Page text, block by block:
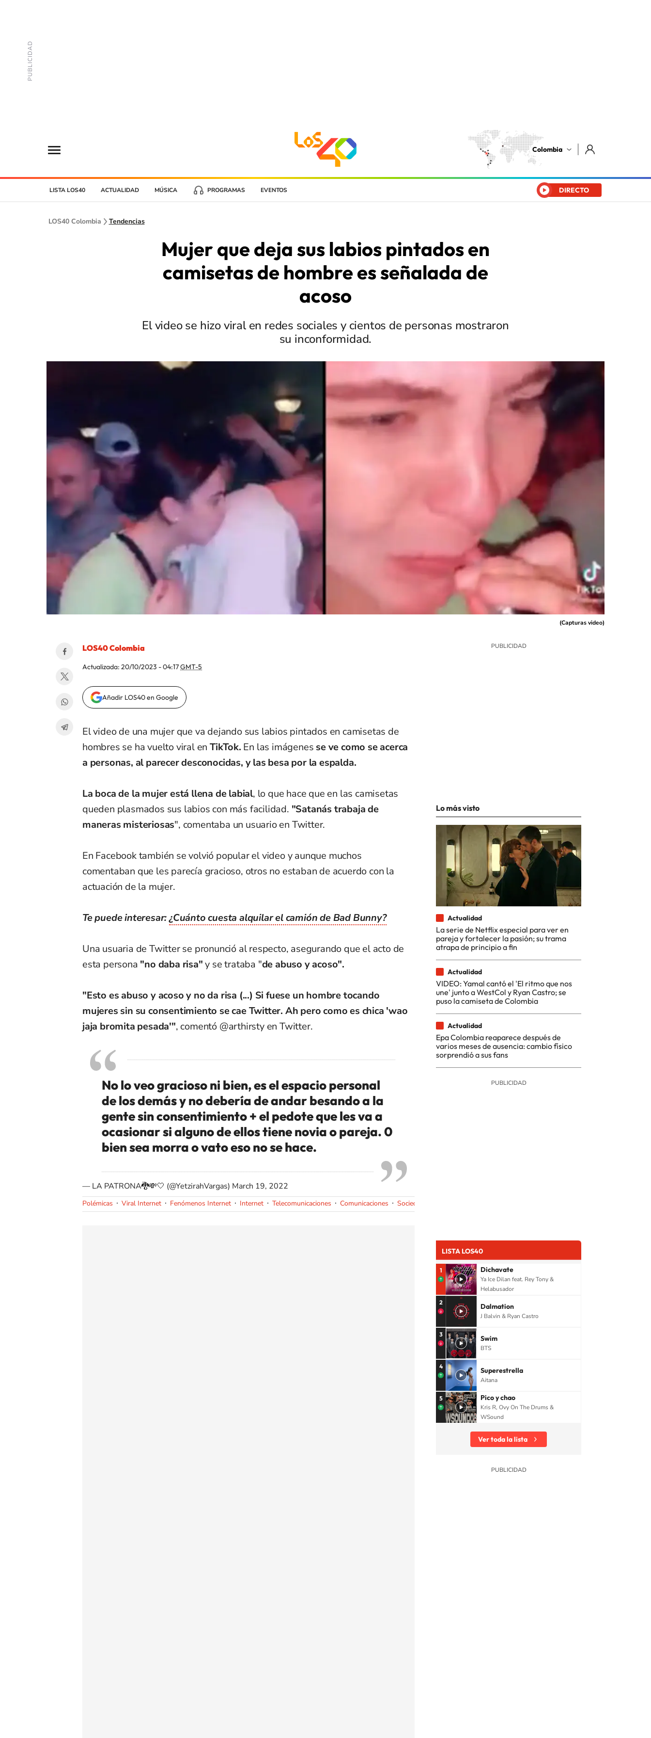
Colombia
LISTA LOS40 ACTUALIDAD MÚSICA PROGRAMAS EVENTOS DIRECTO
LOS40 Colombia Tendencias
Mujer que deja sus labios pintados en
camisetas de hombre es señalada de
acoso
El video se hizo viral en redes sociales y cientos de personas mostraron
su inconformidad.
(Capturas video)
LOS40 Colombia
Actualizada: 20/10/2023 - 04:17GMT-5
Añadir LOS40 en Google
El video de una mujer que va dejando sus labios pintados en camisetas de
hombres se ha vuelto viral enTikTok. En las imágenes se ve como se acerca
a personas, al parecer desconocidas, y las besa por la espalda.
La boca de la mujer está llena de labial, lo que hace que en las camisetas
queden plasmados sus labios con más facilidad. "Satanás trabaja de
maneras misteriosas", comentaba un usuario en Twitter.
En Facebook también se volvió popular el video y aunque muchos
comentaban que les parecía gracioso, otros no estaban de acuerdo con la
actuación de la mujer.
Te puede interesar:¿Cuánto cuesta alquilar el camión de Bad Bunny?
Una usuaria de Twitter se pronunció al respecto, asegurando que el acto de
esta persona "no daba risa"y se trataba "de abuso y acoso".
"Esto es abuso y acoso y no da risa (...) Si fuese un hombre tocando
mujeres sin su consentimiento se cae Twitter. Ah pero como es chica 'wao
jaja bromita pesada'", comentó @arthirsty en Twitter.
No lo veo gracioso ni bien, es el espacio personal
de los demás y no debería de andar besando a la
gente sin consentimiento + el pedote que les va a
ocasionar si alguno de ellos tiene novia o pareja. 0
bien sea morra o vato eso no se hace.
— LA PATRONA🐉💸🤍 (@YetzirahVargas) March 19, 2022
Polémicas Viral Internet Fenómenos Internet Internet Telecomunicaciones Comunicaciones Sociedad
Lo más visto
Actualidad
La serie de Netflix especial para ver en
pareja y fortalecer la pasión; su trama
atrapa de principio a fin
Actualidad
VIDEO: Yamal cantó el 'El ritmo que nos
une' junto a WestCol y Ryan Castro; se
puso la camiseta de Colombia
Actualidad
Epa Colombia reaparece después de
varios meses de ausencia: cambio físico
sorprendió a sus fans
LISTA LOS40
1 Dichavate
Ya Ice Dilan feat. Rey Tony &
Helabusador
2 Dalmation
J Balvin & Ryan Castro
3 Swim
BTS
4 Superestrella
Aitana
5 Pico y chao
Kris R, Ovy On The Drums &
WSound
Ver toda la lista